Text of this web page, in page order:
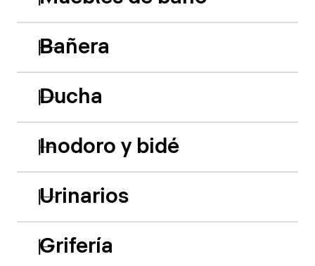
Bañera
Ducha
Inodoro y bidé
Urinarios
Grifería